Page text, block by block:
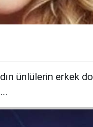
ünlülerin erkek